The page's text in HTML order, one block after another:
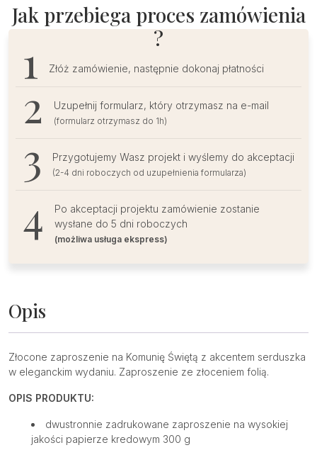
serduszkiem
Jak przebiega proces zamówienia
?
Złóż zamówienie, następnie dokonaj płatności
Uzupełnij formularz, który otrzymasz na e-mail
(formularz otrzymasz do 1h)
Przygotujemy Wasz projekt i wyślemy do akceptacji
(2-4 dni roboczych od uzupełnienia formularza)
Po akceptacji projektu zamówienie zostanie
wysłane do 5 dni roboczych
(możliwa usługa ekspress)
Opis
Złocone zaproszenie na Komunię Świętą z akcentem serduszka
w eleganckim wydaniu. Zaproszenie ze złoceniem folią.
OPIS PRODUKTU:
dwustronnie zadrukowane zaproszenie na wysokiej
jakości papierze kredowym 300 g